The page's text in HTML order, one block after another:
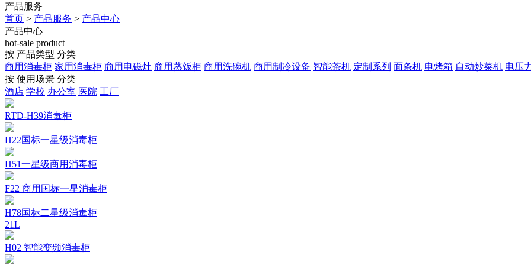
产品服务
首页 > 产品服务 > 产品中心
产品中心
hot-sale product
按 产品类型 分类
商用消毒柜 家用消毒柜 商用电磁灶 商用蒸饭柜 商用洗碗机 商用制冷设备 智能茶机 定制系列 面条机 电烤箱 自动炒菜机 电压
按 使用场景 分类
酒店 学校 办公室 医院 工厂
RTD-H39消毒柜
H22国标一星级消毒柜
H51一星级商用消毒柜
F22 商用国标一星消毒柜
H78国标二星级消毒柜
21L
H02 智能变频消毒柜